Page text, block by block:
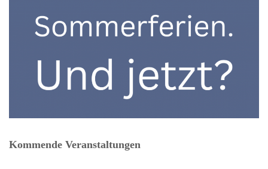
Kommende Veranstaltungen